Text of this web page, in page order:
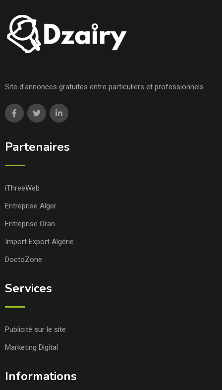
Site d'annonces gratuites entre particuliers et professionnels
Partenaires
iThreeWeb
Entreprise Alger
Entreprise Oran
Import Export Algérie
DoctoZone
Services
Publicité sur le site
Marketing Digital
Informations